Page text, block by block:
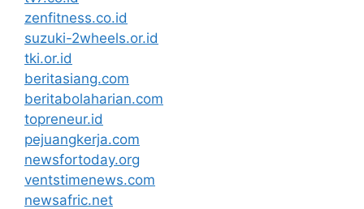
zenfitness.co.id
suzuki-2wheels.or.id
tki.or.id
beritasiang.com
beritabolaharian.com
topreneur.id
pejuangkerja.com
newsfortoday.org
ventstimenews.com
newsafric.net